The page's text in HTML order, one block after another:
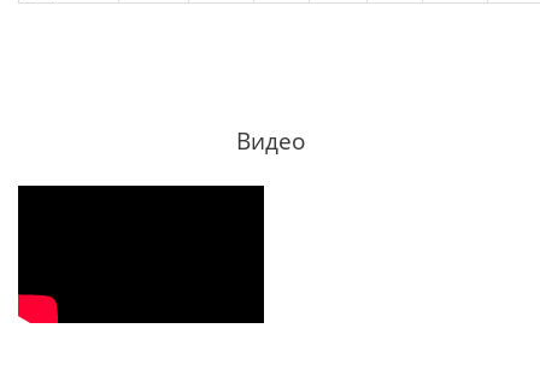
Видео